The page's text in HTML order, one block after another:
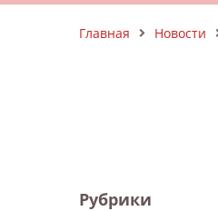
Главная Новости
Рубрики